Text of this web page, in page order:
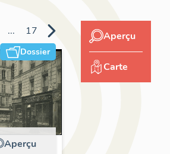
... 17
Dossier
Aperçu
Aperçu
Carte